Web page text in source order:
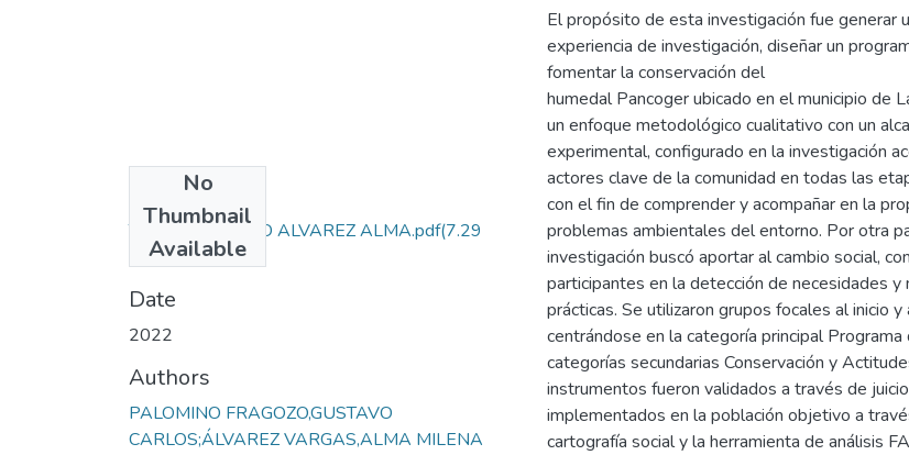
No
Thumbnail
Available
TESIS DE GRADO ALVAREZ ALMA.pdf(7.29
MB)
Date
2022
Authors
PALOMINO FRAGOZO,GUSTAVO
CARLOS;ÁLVAREZ VARGAS,ALMA MILENA
El propósito de esta investigación fue generar
experiencia de investigación, diseñar un
fomentar la conservación del
humedal Pancoger ubicado en el municipio de
un enfoque metodológico cualitativo con un
experimental, configurado en la investigación
actores clave de la comunidad en todas las
con el fin de comprender y acompañar en la
problemas ambientales del entorno. Por otra
investigación buscó aportar al cambio social,
participantes en la detección de necesidades
prácticas. Se utilizaron grupos focales al inicio
centrándose en la categoría principal
categorías secundarias Conservación y
instrumentos fueron validados a través de
implementados en la población objetivo a
cartografía social y la herramienta de análisis